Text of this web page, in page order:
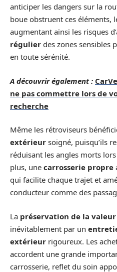
anticiper les dangers sur la
boue obstruent ces éléments,
augmentant ainsi les risques
régulier des zones sensibles
en toute sérénité.
A découvrir également :
ne pas commettre lors de
recherche
Même les rétroviseurs
extérieur soigné, puisqu’ils
réduisant les angles morts
plus, une carrosserie propre
qui facilite chaque trajet et
conducteur comme des
La préservation de la
inévitablement par un
extérieur rigoureux. Les
accordent une grande
carrosserie, reflet du soin